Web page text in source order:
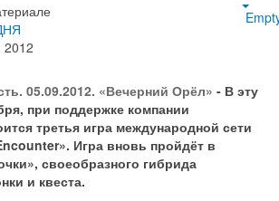
2012
05.09.2012. «Вечерний Орёл» - В эту
при поддержке компании
третья игра международной сети
Игра вновь пройдёт в
своеобразного гибрида
и квеста.